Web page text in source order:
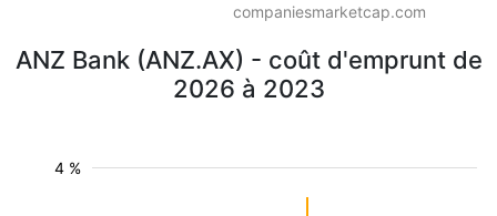
companiesmarketcap.com
ANZ Bank (ANZ.AX) - coût d'emprunt de
2026 à 2023
4 %